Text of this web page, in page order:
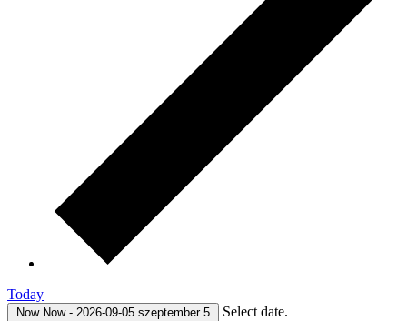
Today
Now Now - 2026-09-05 szeptember 5 Select date.